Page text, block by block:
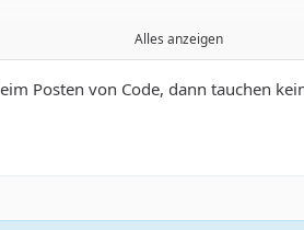
Alles anzeigen
Posten von Code, dann tauchen